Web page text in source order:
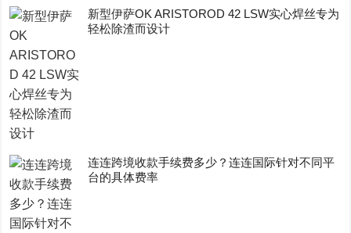
新型伊萨OK ARISTOROD 42 LSW实心焊丝专为
轻松除渣而设计
连连跨境收款手续费多少？连连国际针对不同平
台的具体费率